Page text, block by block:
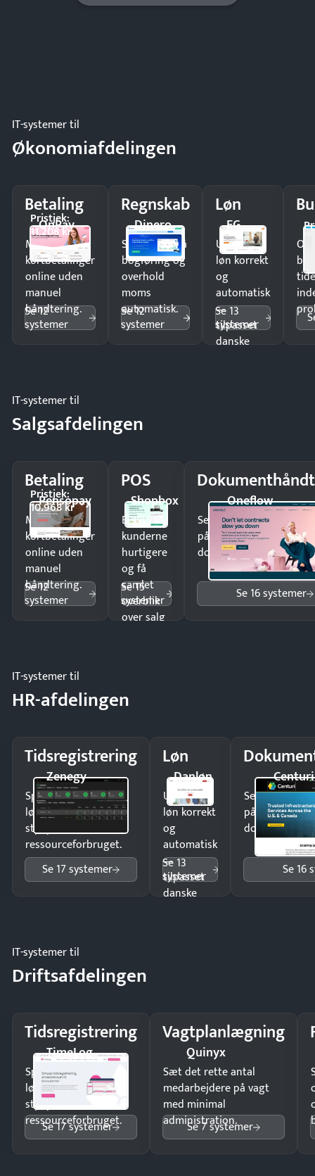
IT-systemer til
Økonomiafdelingen
Betaling
OnPay
Pristjek:
11.208 kr
Modtag
kortbetalinger
online uden
manuel
håndtering.
Se 12
systemer
Regnskab
Dinero
Spar timer på
bogføring og
overhold
moms
automatisk.
Se 12
systemer
Løn
EG
Udbetal
løn korrekt
og
automatisk
—
tilpasset
danske
Se 13
systemer
IT-systemer til
Salgsafdelingen
Betaling
Pensopay
Pristjek:
10.968 kr
Modtag
kortbetalinger
online uden
manuel
håndtering.
Se 12
systemer
POS
Shopbox
Ekspedér
kunderne
hurtigere
og få
samlet
overblik
over salg
Se 15
systemer
Oneflow
Send kontrakter til
på minutter og mist
dokumenter.
Se 16 systemer
IT-systemer til
HR-afdelingen
Tidsregistrering
Zenegy
Spar tid på
lønberegning og få
styr på
ressourceforbruget.
Se 17 systemer
Løn
Danløn
Udbetal
løn korrekt
og
automatisk
—
tilpasset
danske
Se 13
systemer
Centuri
Send
på minutter
dokumenter.
Se 16
IT-systemer til
Driftsafdelingen
Tidsregistrering
TimeLog
Spar tid på
lønberegning og få
styr på
ressourceforbruget.
Se 17 systemer
Vagtplanlægning
Quinyx
Sæt det rette antal
medarbejdere på vagt
med minimal
administration.
Se 7 systemer